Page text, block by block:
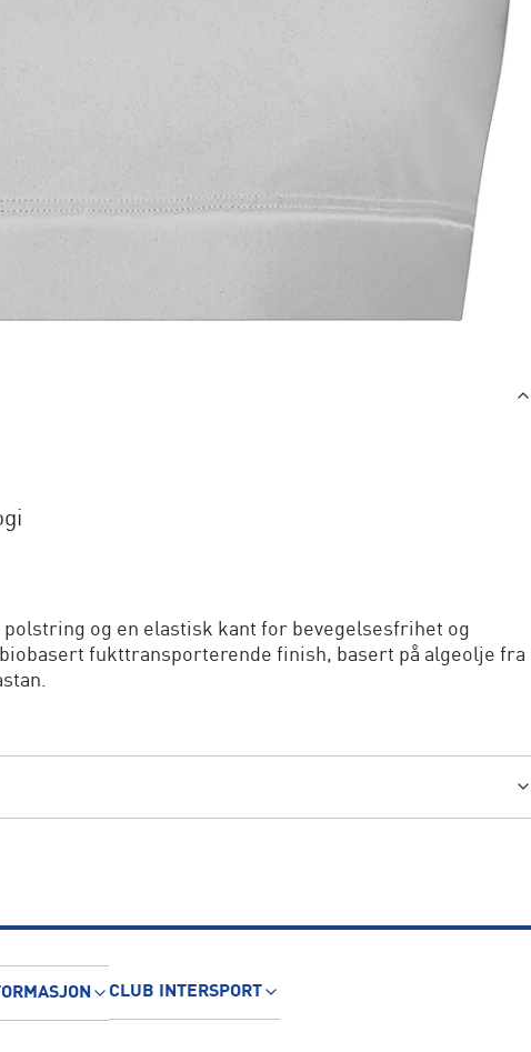
polstring og en elastisk kant for bevegelsesfrihet og
fukttransporterende finish, basert på algeolje fra
CLUB INTERSPORT